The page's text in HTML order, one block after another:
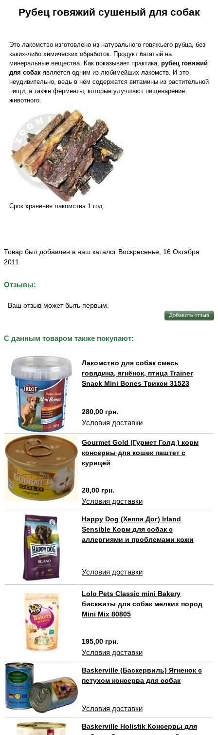
Рубец говяжий сушеный для собак
Это лакомство изготовлено из натурального говяжьего рубца, без
каких-либо химических обработок. Продукт багатый на
минеральные вещества. Как показывает практика, рубец говяжий
для собак является одним из любимейших лакомств. И это
неудивительно, ведь в нём содержатся витамины из растительной
пищи, а также ферменты, которые улучшают пищеварение
животного.
Срок хранения лакомства 1 год.
Товар был добавлен в наш каталог Воскресенье, 16 Октября
2011
Отзывы:
Ваш отзыв может быть первым.
С данным товаром также покупают:
Лакомство для собак смесь
говядина, ягнёнок, птица Trainer
Snack Mini Bones Трикси 31523
280,00 грн.
Условия доставки
Gourmet Gold (Гурмет Голд ) корм
консервы для кошек паштет с
курицей
28,00 грн.
Условия доставки
Happy Dog (Хеппи Дог) Irland
Sensible Корм для собак с
аллергиями и проблемами кожи
Условия доставки
Lolo Pets Classic mini Bakery
бисквиты для собак мелких пород
Mini Mix 80805
195,00 грн.
Условия доставки
Baskerville (Баскервиль) Ягненок с
петухом консерва для собак
Условия доставки
Baskerville Holistik Консервы для